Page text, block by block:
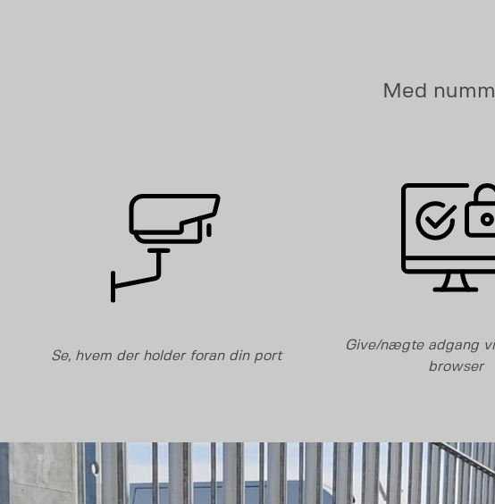
Med
Se, hvem der holder foran din port
Give/nægte adgang
browser